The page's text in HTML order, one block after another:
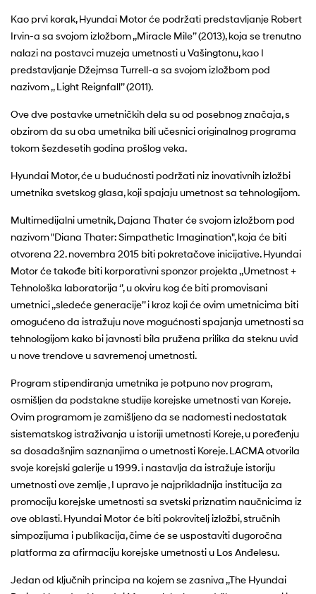
Kao prvi korak, Hyundai Motor će podržati predstavljanje Robert
Irvin-a sa svojom izložbom ,,Miracle Mile’’ (2013), koja se trenutno
nalazi na postavci muzeja umetnosti u Vašingtonu, kao I
predstavljanje Džejmsa Turrell-a sa svojom izložbom pod
nazivom ,, Light Reignfall’’ (2011).
Ove dve postavke umetničkih dela su od posebnog značaja, s
obzirom da su oba umetnika bili učesnici originalnog programa
tokom šezdesetih godina prošlog veka.
Hyundai Motor, će u budućnosti podržati niz inovativnih izložbi
umetnika svetskog glasa, koji spajaju umetnost sa tehnologijom.
Multimedijalni umetnik, Dajana Thater će svojom izložbom pod
nazivom "Diana Thater: Simpathetic Imagination", koja će biti
otvorena 22. novembra 2015 biti pokretačove inicijative. Hyundai
Motor će takođe biti korporativni sponzor projekta ,,Umetnost +
Tehnološka laboratorija ‘’, u okviru kog će biti promovisani
umetnici ,,sledeće generacije’’ i kroz koji će ovim umetnicima biti
omogućeno da istražuju nove mogućnosti spajanja umetnosti sa
tehnologijom kako bi javnosti bila pružena prilika da steknu uvid
u nove trendove u savremenoj umetnosti.
Program stipendiranja umetnika je potpuno nov program,
osmišljen da podstakne studije korejske umetnosti van Koreje.
Ovim programom je zamišljeno da se nadomesti nedostatak
sistematskog istraživanja u istoriji umetnosti Koreje, u poređenju
sa dosadašnjim saznanjima o umetnosti Koreje. LACMA otvorila
svoje korejski galerije u 1999. i nastavlja da istražuje istoriju
umetnosti ove zemlje , I upravo je najprikladnija institucija za
promociju korejske umetnosti sa svetski priznatim naučnicima iz
ove oblasti. Hyundai Motor će biti pokrovitelj izložbi, stručnih
simpozijuma i publikacija, čime će se uspostaviti dugoročna
platforma za afirmaciju korejske umetnosti u Los Anđelesu.
Jedan od ključnih principa na kojem se zasniva ,,The Hyundai